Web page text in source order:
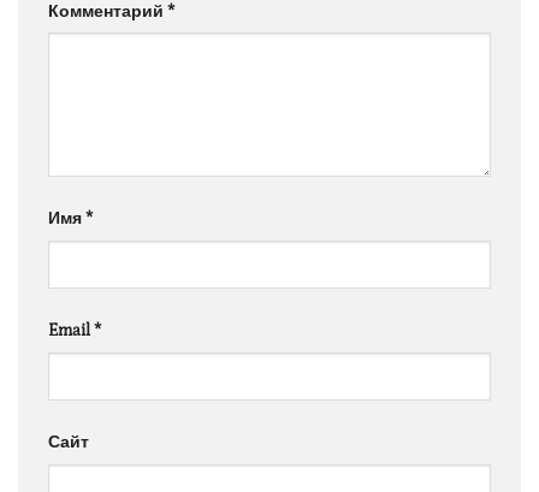
Комментарий *
Имя*
Email*
Сайт